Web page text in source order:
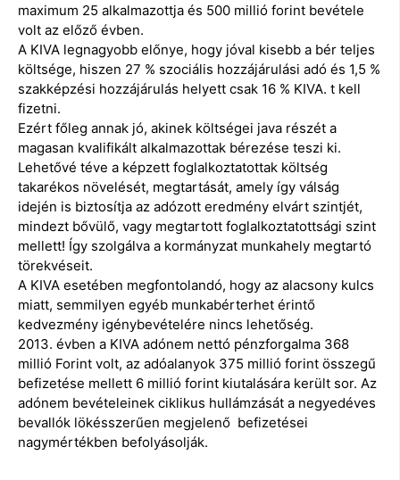
maximum 25 alkalmazottja és 500 millió forint bevétele
volt az előző évben.
A KIVA legnagyobb előnye, hogy jóval kisebb a bér teljes
költsége, hiszen 27 % szociális hozzájárulási adó és 1,5 %
szakképzési hozzájárulás helyett csak 16 % KIVA. t kell
fizetni.
Ezért főleg annak jó, akinek költségei java részét a
magasan kvalifikált alkalmazottak bérezése teszi ki.
Lehetővé téve a képzett foglalkoztatottak költség
takarékos növelését, megtartását, amely így válság
idején is biztosítja az adózott eredmény elvárt szintjét,
mindezt bővülő, vagy megtartott foglalkoztatottsági szint
mellett! Így szolgálva a kormányzat munkahely megtartó
törekvéseit.
A KIVA esetében megfontolandó, hogy az alacsony kulcs
miatt, semmilyen egyéb munkabérterhet érintő
kedvezmény igénybevételére nincs lehetőség.
2013. évben a KIVA adónem nettó pénzforgalma 368
millió Forint volt, az adóalanyok 375 millió forint összegű
befizetése mellett 6 millió forint kiutalására került sor. Az
adónem bevételeinek ciklikus hullámzását a negyedéves
bevallók lökésszerűen megjelenő befizetései
nagymértékben befolyásolják.